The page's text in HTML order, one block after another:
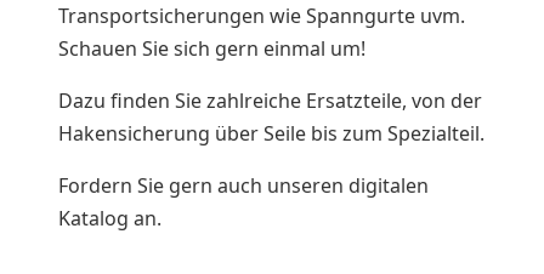
Transportsicherungen wie Spanngurte uvm.
Schauen Sie sich gern einmal um!
Dazu finden Sie zahlreiche Ersatzteile, von der
Hakensicherung über Seile bis zum Spezialteil.
Fordern Sie gern auch unseren digitalen
Katalog an.